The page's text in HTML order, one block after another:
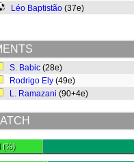
Léo Baptistão (37e)
S. Babic (28e)
Rodrigo Ely (49e)
L. Ramazani (90+4e)
(%)